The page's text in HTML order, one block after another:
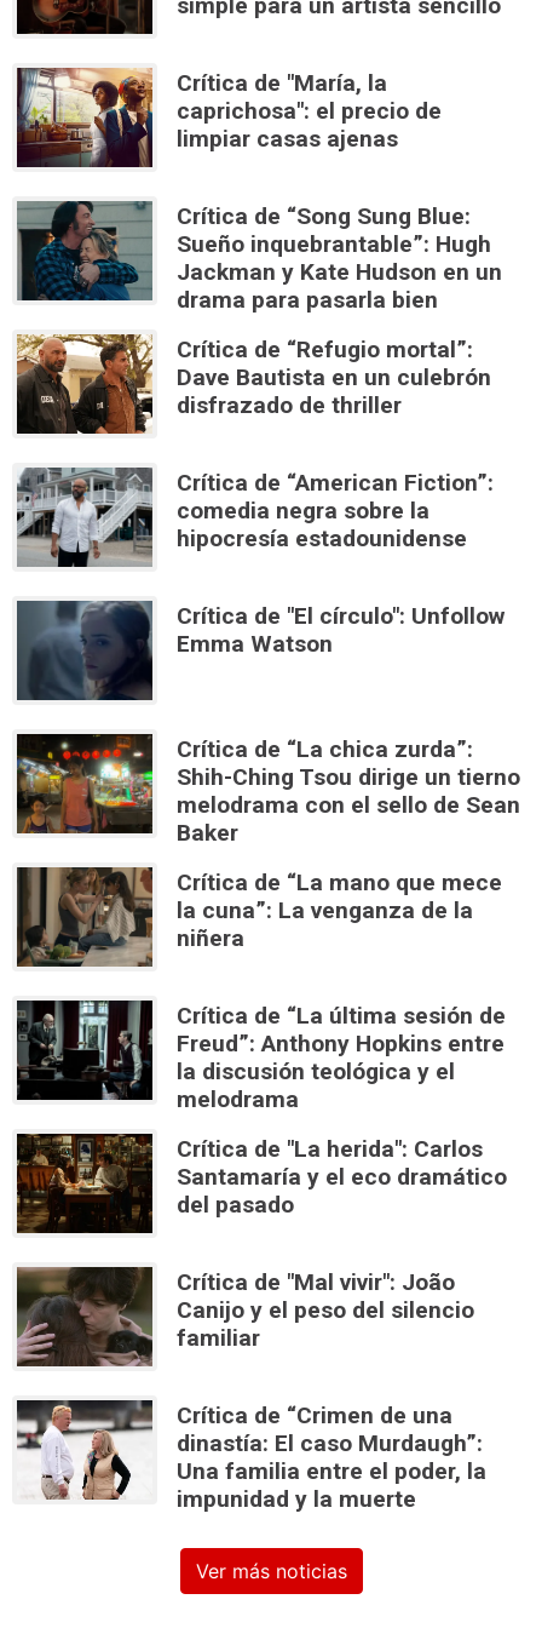
Crítica de "María, la
caprichosa": el precio de
limpiar casas ajenas
Crítica de “Song Sung Blue:
Sueño inquebrantable”: Hugh
Jackman y Kate Hudson en un
drama para pasarla bien
Crítica de “Refugio mortal”:
Dave Bautista en un culebrón
disfrazado de thriller
Crítica de “American Fiction”:
comedia negra sobre la
hipocresía estadounidense
Crítica de "El círculo": Unfollow
Emma Watson
Crítica de “La chica zurda”:
Shih-Ching Tsou dirige un tierno
melodrama con el sello de Sean
Baker
Crítica de “La mano que mece
la cuna”: La venganza de la
niñera
Crítica de “La última sesión de
Freud”: Anthony Hopkins entre
la discusión teológica y el
melodrama
Crítica de "La herida": Carlos
Santamaría y el eco dramático
del pasado
Crítica de "Mal vivir": João
Canijo y el peso del silencio
familiar
Crítica de “Crimen de una
dinastía: El caso Murdaugh”:
Una familia entre el poder, la
impunidad y la muerte
Ver más noticias